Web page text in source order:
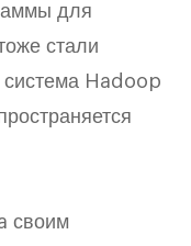
для
стали
Hadoop
своим